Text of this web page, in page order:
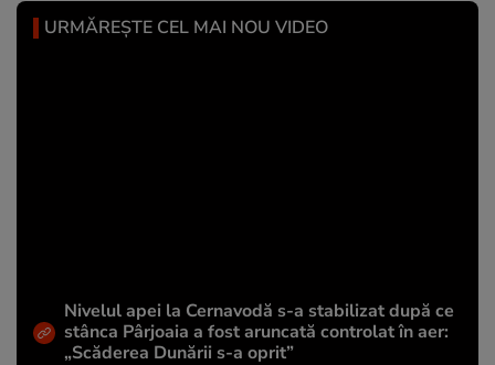
URMĂREȘTE CEL MAI NOU VIDEO
Nivelul apei la Cernavodă s-a stabilizat după ce
stânca Pârjoaia a fost aruncată controlat în aer:
„Scăderea Dunării s-a oprit”